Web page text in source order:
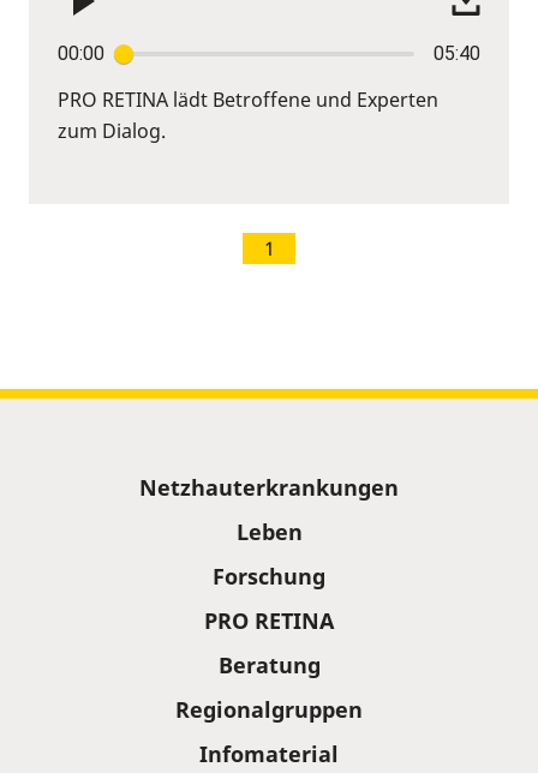
00:00 05:40
PRO RETINA lädt Betroffene und Experten
zum Dialog.
1
Netzhauterkrankungen
Leben
Forschung
PRO RETINA
Beratung
Regionalgruppen
Infomaterial